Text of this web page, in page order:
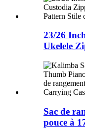
23/26
Ukelele
Sac de
pouce à